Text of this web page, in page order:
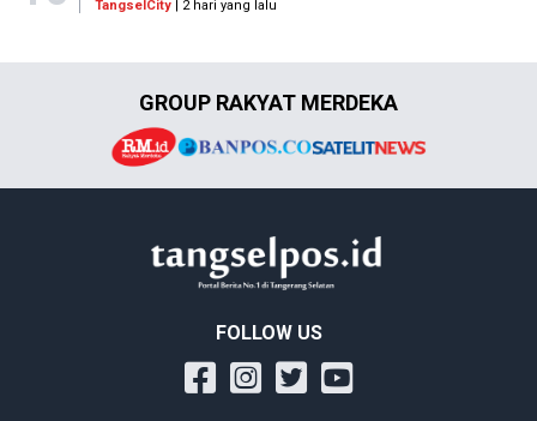
TangselCity | 2 hari yang lalu
GROUP RAKYAT MERDEKA
FOLLOW US